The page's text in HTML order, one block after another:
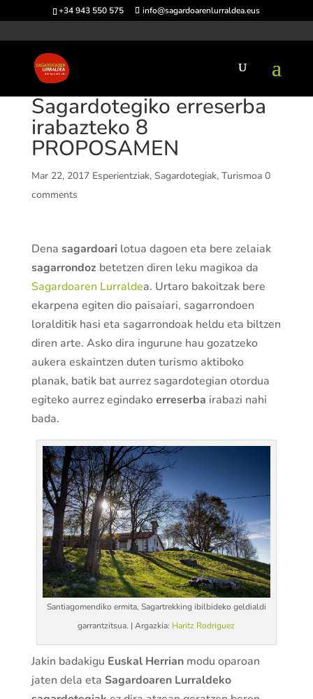
+34 943 550 575 info@sagardoarenlurraldea.eus
Sagardotegiko erreserba
irabazteko 8
PROPOSAMEN
Mar 22, 2017 Esperientziak, Sagardotegiak, Turismoa 0
comments
Dena sagardoarilotua dagoen eta bere zelaiak
sagarrondozbetetzen diren leku magikoa da
Sagardoaren Lurraldea. Urtaro bakoitzak bere
ekarpena egiten dio paisaiari, sagarrondoen
loralditik hasi eta sagarrondoak heldu eta biltzen
diren arte. Asko dira ingurune hau gozatzeko
aukera eskaintzen duten turismo aktiboko
planak, batik bat aurrez sagardotegian otordua
egiteko aurrez egindakoerreserba irabazi nahi
bada.
Santiagomendiko ermita, Sagartrekking ibilbideko geldialdi
garrantzitsua. | Argazkia: Haritz Rodriguez
Jakin badakigu Euskal Herrianmodu oparoan
jaten dela eta Sagardoaren Lurraldeko